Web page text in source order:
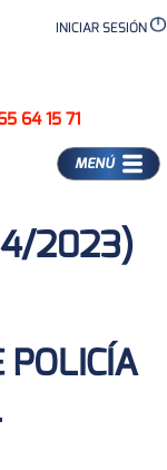
INICIAR SESIÓN
64 15 71
MENÚ
2023)
POLICÍA